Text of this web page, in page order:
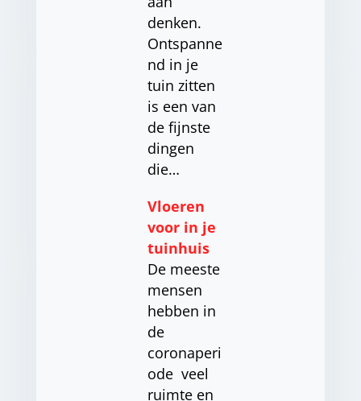
denken.
Ontspanne
nd in je
tuin zitten
is een van
de fijnste
dingen
die…
Vloeren
voor in je
tuinhuis
De meeste
mensen
hebben in
de
coronaperi
ode veel
ruimte en